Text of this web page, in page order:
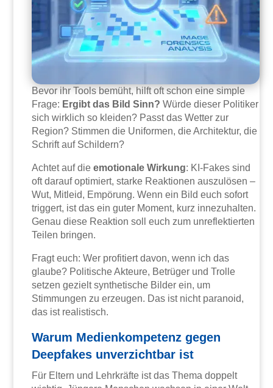
Bevor ihr Tools bemüht, hilft oft schon eine simple
Frage: Ergibt das Bild Sinn? Würde dieser Politiker
sich wirklich so kleiden? Passt das Wetter zur
Region? Stimmen die Uniformen, die Architektur, die
Schrift auf Schildern?
Achtet auf dieemotionale Wirkung: KI-Fakes sind
oft darauf optimiert, starke Reaktionen auszulösen –
Wut, Mitleid, Empörung. Wenn ein Bild euch sofort
triggert, ist das ein guter Moment, kurz innezuhalten.
Genau diese Reaktion soll euch zum unreflektierten
Teilen bringen.
Fragt euch: Wer profitiert davon, wenn ich das
glaube? Politische Akteure, Betrüger und Trolle
setzen gezielt synthetische Bilder ein, um
Stimmungen zu erzeugen. Das ist nicht paranoid,
das ist realistisch.
Warum Medienkompetenz gegen
Deepfakes unverzichtbar ist
Für Eltern und Lehrkräfte ist das Thema doppelt